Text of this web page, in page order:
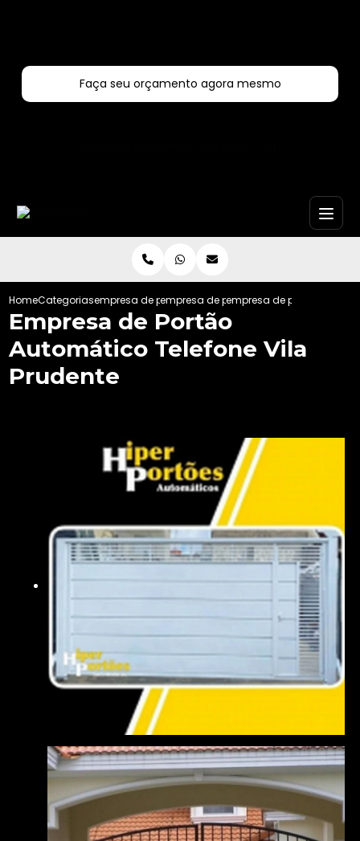
Faça seu orçamento agora mesmo
HomeCategoriasempresa de portoes automaticos
empresa de portao automatico de
empresa de portao
Empresa de Portão
Automático Telefone Vila
Prudente